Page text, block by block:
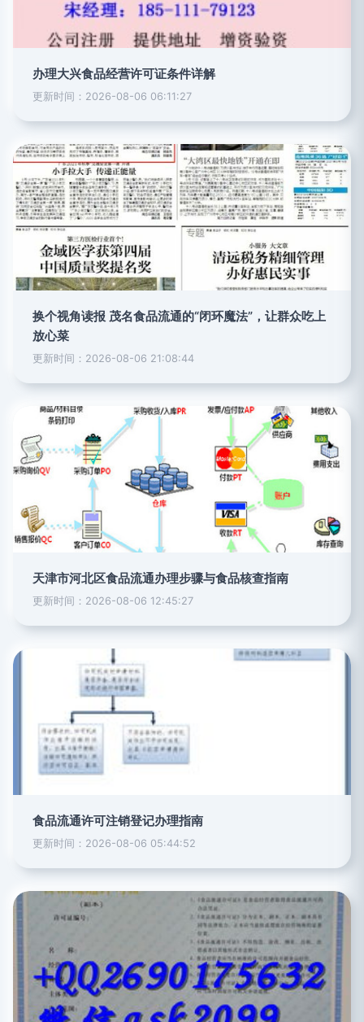
办理大兴食品经营许可证条件详解
更新时间：2026-08-06 06:11:27
换个视角读报 茂名食品流通的“闭环魔法”，让群众吃上
放心菜
更新时间：2026-08-06 21:08:44
天津市河北区食品流通办理步骤与食品核查指南
更新时间：2026-08-06 12:45:27
食品流通许可注销登记办理指南
更新时间：2026-08-06 05:44:52